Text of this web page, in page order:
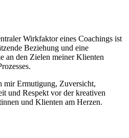
Wirkfaktor eines Coachings ist
Beziehung und eine
an den Zielen meiner Klienten
mir Ermutigung, Zuversicht,
und Respekt vor der kreativen
und Klienten am Herzen.